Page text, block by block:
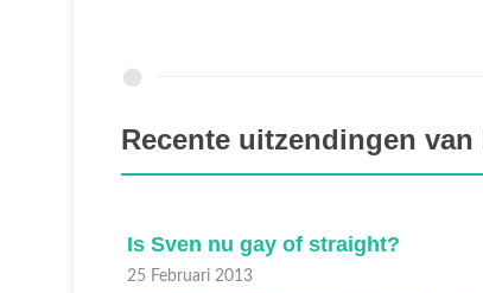
Recente uitzendingen van
Is Sven nu gay of straight?
25 Februari 2013